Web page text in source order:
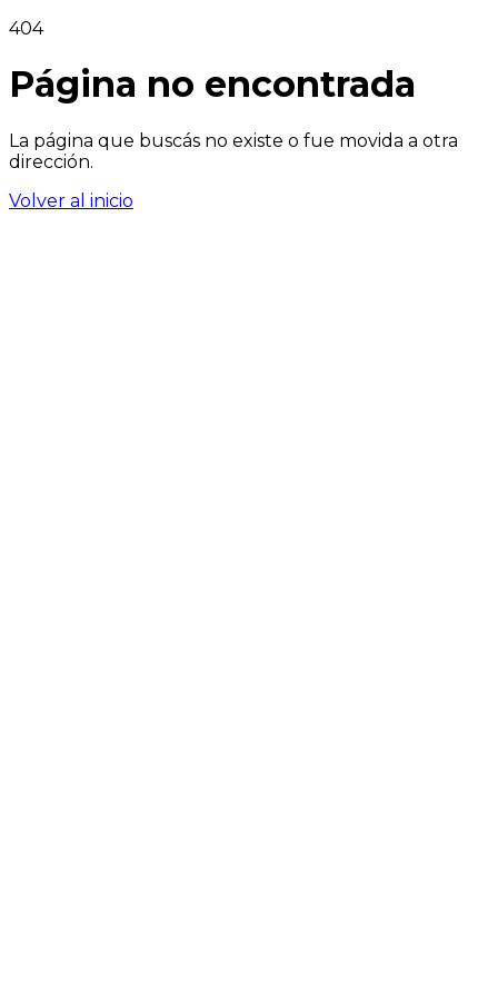
404
Página no encontrada
La página que buscás no existe o fue movida a otra
dirección.
Volver al inicio